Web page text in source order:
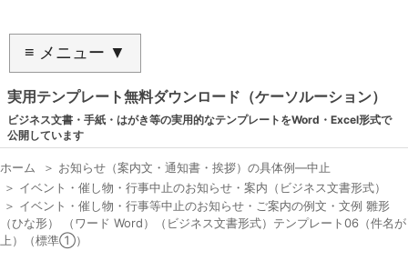
≡ メニュー ▼
実用テンプレート無料ダウンロード（ケーソルーション）
ビジネス文書・手紙・はがき等の実用的なテンプレートをWord・Excel形式で
公開しています
ホーム ＞ お知らせ（案内文・通知書・挨拶）の具体例―中止
＞ イベント・催し物・行事中止のお知らせ・案内（ビジネス文書形式）
＞ イベント・催し物・行事等中止のお知らせ・ご案内の例文・文例 雛形
（ひな形） （ワード Word）（ビジネス文書形式）テンプレート06（件名が
上）（標準①）